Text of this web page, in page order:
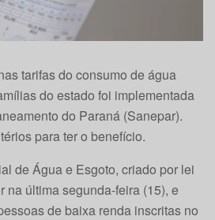
tarifas do consumo de água
do estado foi implementada
do Paraná (Sanepar).
para ter o benefício.
de Água e Esgoto, criado por lei
na última segunda-feira (15), e
de baixa renda inscritas no